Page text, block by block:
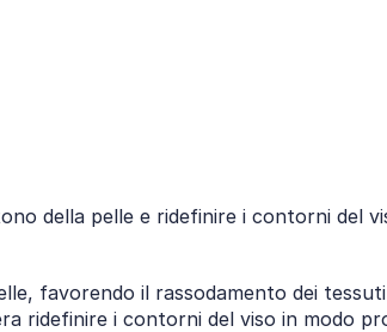
della pelle e ridefinire i contorni del
favorendo il rassodamento dei
ridefinire i contorni del viso in modo